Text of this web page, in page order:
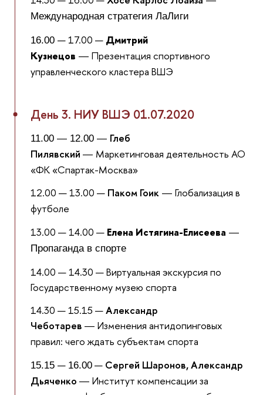
Международная стратегия ЛаЛиги
16.00 — 17.00 — Дмитрий
Кузнецов — Презентация спортивного
управленческого кластера ВШЭ
День 3. НИУ ВШЭ 01.07.2020
11.00 — 12.00 — Глеб
Пилявский — Маркетинговая деятельность АО
«ФК «Спартак-Москва»
12.00 — 13.00 — Паком Гоик — Глобализация в
футболе
13.00 — 14.00 — Елена Истягина-Елисеева —
Пропаганда в спорте
14.00 — 14.30 — Виртуальная экскурсия по
Государственному музею спорта
14.30 — 15.15 —Александр
Чеботарев — Изменения антидопинговых
правил: чего ждать субъектам спорта
15.15 — 16.00— Сергей Шаронов, Александр
Дьяченко — Институт компенсации за